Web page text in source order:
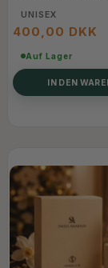
UNISEX
400,00 DKK
Auf Lager
IN DEN